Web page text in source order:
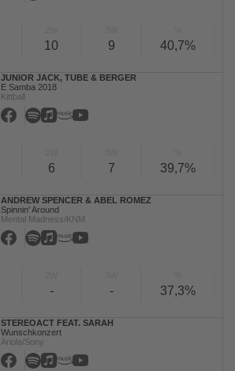
10 9 40,7%
JUNIOR JACK, TUBE & BERGER
E Samba 2018
Kittball
6 7 39,7%
ANDREW SPENCER & ABEL ROMEZ
Spinnin' Around
Mental Madness/KNM
- - 37,3%
STEREOACT FEAT. SARAH
Wunschkonzert
Ariola/Sony